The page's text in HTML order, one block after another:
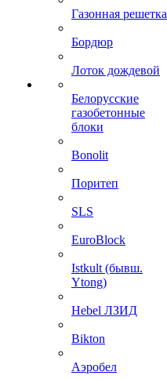
Газонная решетка
Бордюр
Лоток дождевой
Белорусские
газобетонные
блоки
Bonolit
Поритеп
SLS
EuroBlock
Istkult (бывш.
Ytong)
Hebel ЛЗИД
Bikton
Аэробел